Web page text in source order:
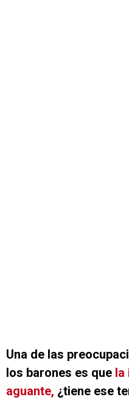
Una de las
los barones es que la
aguante, ¿tiene ese